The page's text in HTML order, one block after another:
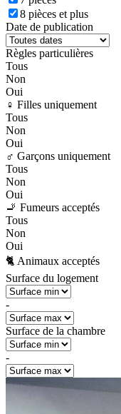
8 pièces et plus
Date de publication
Règles particulières
Tous
Non
Oui
♀️ Filles uniquement
Tous
Non
Oui
♂️ Garçons uniquement
Tous
Non
Oui
🚬 Fumeurs acceptés
Tous
Non
Oui
🐈 Animaux acceptés
Surface du logement
-
Surface de la chambre
-